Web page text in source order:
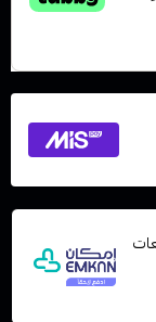
5 دفعات